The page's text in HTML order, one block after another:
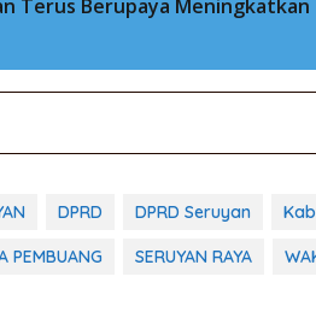
Terus Berupaya Meningkatkan
DPRD DPRD Seruyan
PEMBUANG SERUYAN RAYA